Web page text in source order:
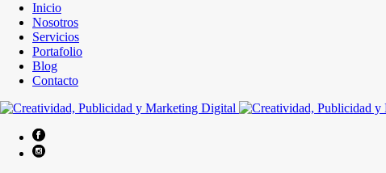
Inicio
Nosotros
Servicios
Portafolio
Blog
Contacto